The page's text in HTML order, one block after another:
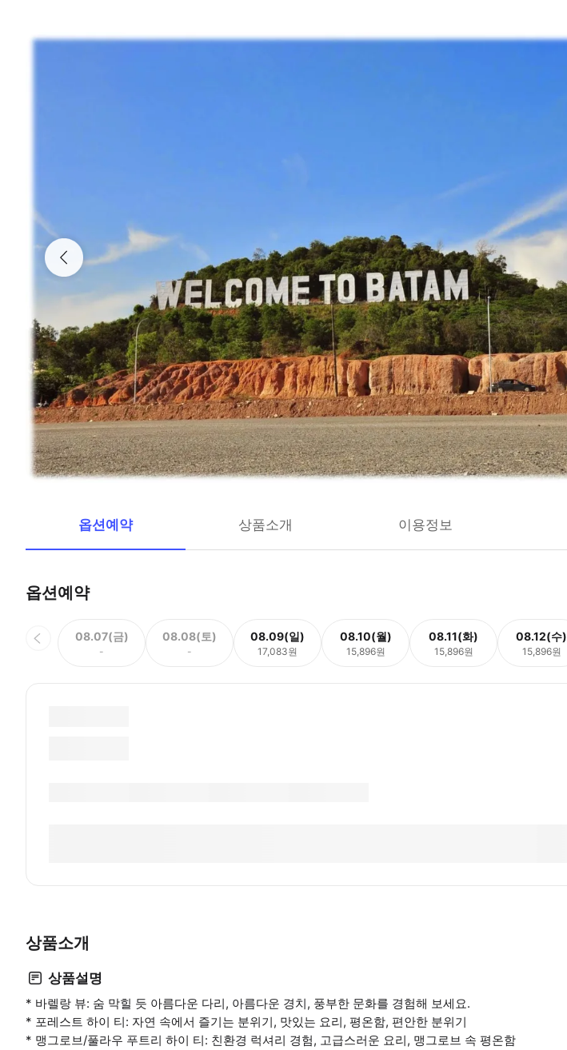
옵션예약 상품소개 이용정보
옵션예약
08.07(금)
-
08.08(토)
-
08.09(일)
17,083원
08.10(월)
15,896원
08.11(화)
15,896원
08.12(수)
15,896원
상품소개
상품설명
* 바렐랑 뷰: 숨 막힐 듯 아름다운 다리, 아름다운 경치, 풍부한 문화를 경험해 보세요.
* 포레스트 하이 티: 자연 속에서 즐기는 분위기, 맛있는 요리, 평온함, 편안한 분위기
* 맹그로브/풀라우 푸트리 하이 티: 친환경 럭셔리 경험, 고급스러운 요리, 맹그로브 속 평온함